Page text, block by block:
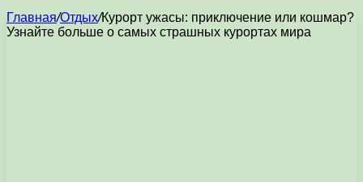
Главная/Отдых/Курорт ужасы: приключение или кошмар?
Узнайте больше о самых страшных курортах мира